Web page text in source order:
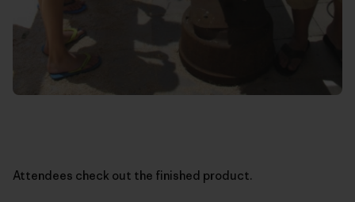
Attendees check out the finished product.